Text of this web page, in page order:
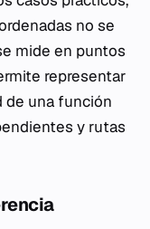
no se
mide en puntos
representar
de una función
y rutas